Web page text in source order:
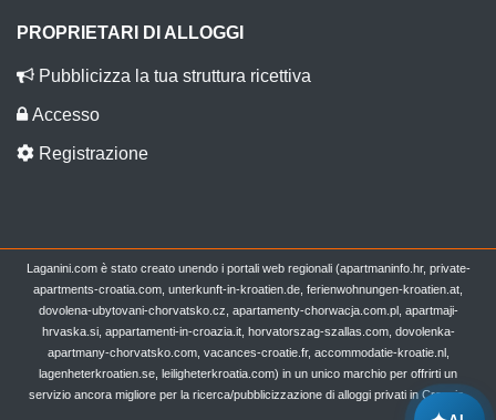
PROPRIETARI DI ALLOGGI
Pubblicizza la tua struttura ricettiva
Accesso
Registrazione
Laganini.com è stato creato unendo i portali web regionali (apartmaninfo.hr, private-
apartments-croatia.com, unterkunft-in-kroatien.de, ferienwohnungen-kroatien.at,
dovolena-ubytovani-chorvatsko.cz, apartamenty-chorwacja.com.pl, apartmaji-
hrvaska.si, appartamenti-in-croazia.it, horvatorszag-szallas.com, dovolenka-
apartmany-chorvatsko.com, vacances-croatie.fr, accommodatie-kroatie.nl,
lagenheterkroatien.se, leiligheterkroatia.com) in un unico marchio per offrirti un
servizio ancora migliore per la ricerca/pubblicizzazione di alloggi privati in Croazia.